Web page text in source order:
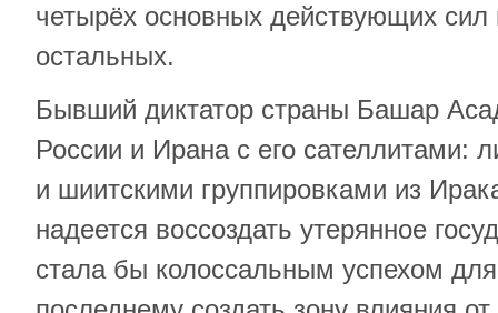
четырёх основных действующих сил
остальных.
Бывший диктатор страны Башар
России и Ирана с его сателлитами:
и шиитскими группировками из
надеется воссоздать утерянное
стала бы колоссальным успехом